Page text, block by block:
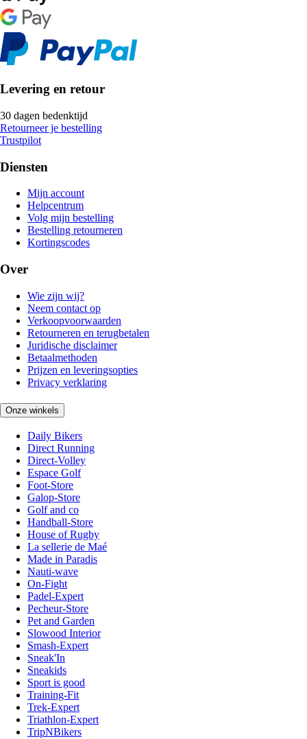
Levering en retour
30 dagen bedenktijd
Retourneer je bestelling
Trustpilot
Diensten
Mijn account
Helpcentrum
Volg mijn bestelling
Bestelling retourneren
Kortingscodes
Over
Wie zijn wij?
Neem contact op
Verkoopvoorwaarden
Retourneren en terugbetalen
Juridische disclaimer
Betaalmethoden
Prijzen en leveringsopties
Privacy verklaring
Onze winkels
Daily Bikers
Direct Running
Direct-Volley
Espace Golf
Foot-Store
Galop-Store
Golf and co
Handball-Store
House of Rugby
La sellerie de Maé
Made in Paradis
Nauti-wave
On-Fight
Padel-Expert
Pecheur-Store
Pet and Garden
Slowood Interior
Smash-Expert
Sneak'In
Sneakids
Sport is good
Training-Fit
Trek-Expert
Triathlon-Expert
TripNBikers